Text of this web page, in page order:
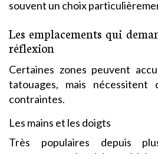
souvent un choix
Les emplacements qui
réflexion
Certaines zones peuvent
tatouages, mais nécessitent
contraintes.
Les mains et les doigts
Très populaires depuis